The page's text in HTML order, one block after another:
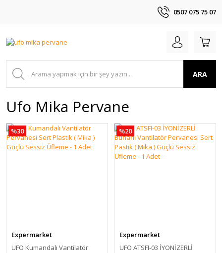
0507 075 75 07
ARA
Ufo Mika Pervane
%30
Expermarket
UFO Kumandalı Vantilatör
%20
Expermarket
UFO ATSFI-03 İYONİZERLİ